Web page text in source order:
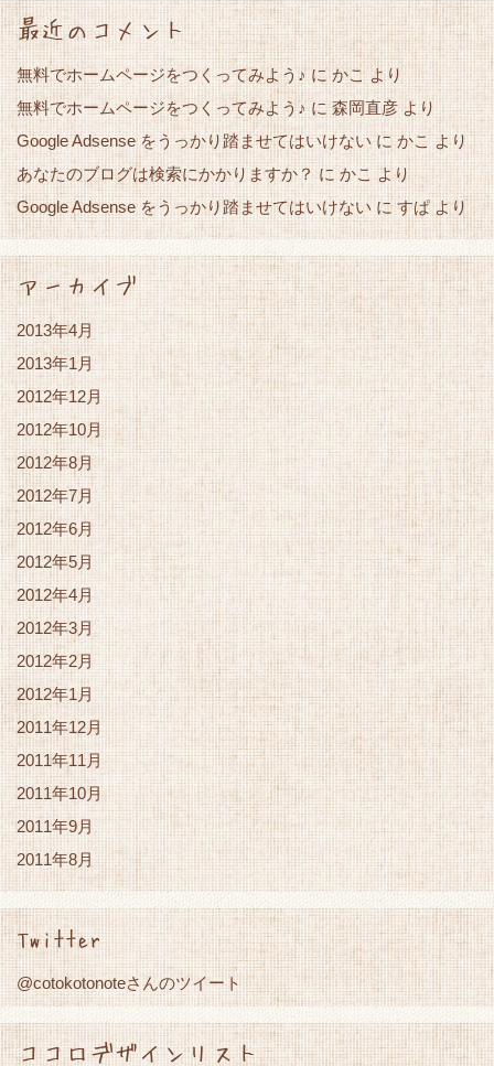
最近のコメント
無料でホームページをつくってみよう♪ に かこ より
無料でホームページをつくってみよう♪ に森岡直彦より
Google Adsense をうっかり踏ませてはいけないにかこより
あなたのブログは検索にかかりますか？ に かこ より
Google Adsense をうっかり踏ませてはいけない に すぱ より
アーカイブ
2013年4月
2013年1月
2012年12月
2012年10月
2012年8月
2012年7月
2012年6月
2012年5月
2012年4月
2012年3月
2012年2月
2012年1月
2011年12月
2011年11月
2011年10月
2011年9月
2011年8月
Twitter
@cotokotonoteさんのツイート
ココロデザインリスト